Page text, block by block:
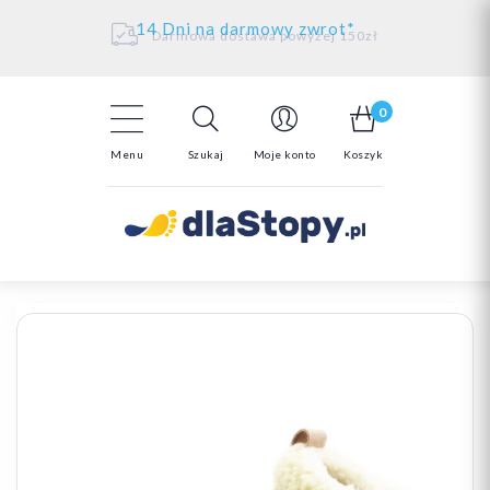
Kontakt
Darmowa dostawa powyżej 150zł
14 Dni na darmowy zwrot*
Menu Szukaj Moje konto
0
Koszyk